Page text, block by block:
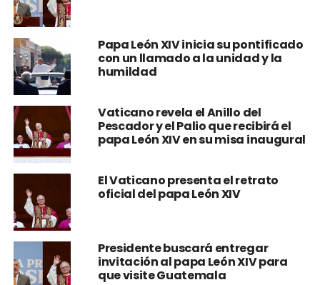
Papa León XIV inicia su pontificado
con un llamado a la unidad y la
humildad
Vaticano revela el Anillo del
Pescador y el Palio que recibirá el
papa León XIV en su misa inaugural
El Vaticano presenta el retrato
oficial del papa León XIV
Presidente buscará entregar
invitación al papa León XIV para
que visite Guatemala